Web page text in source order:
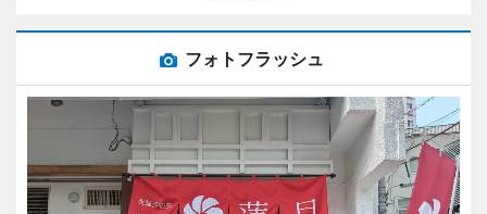
フォトフラッシュ